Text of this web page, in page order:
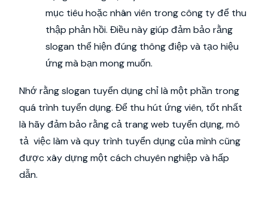
mục tiêu hoặc nhân viên trong công ty để thu
thập phản hồi. Điều này giúp đảm bảo rằng
slogan thể hiện đúng thông điệp và tạo hiệu
ứng mà bạn mong muốn.
Nhớ rằng slogan tuyển dụng chỉ là một phần trong
quá trình tuyển dụng. Để thu hút ứng viên, tốt nhất
là hãy đảm bảo rằng cả trang web tuyển dụng, mô
tả việc làm và quy trình tuyển dụng của mình cũng
được xây dựng một cách chuyên nghiệp và hấp
dẫn.